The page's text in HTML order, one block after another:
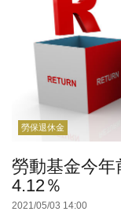
勞保退休金
勞動基金今
4.12％
2021/05/03 14:00